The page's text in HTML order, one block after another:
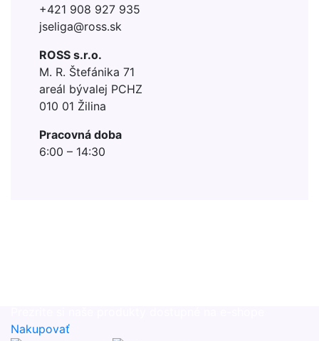
+421 908 927 935
jseliga@ross.sk
ROSS s.r.o.
M. R. Štefánika 71
areál bývalej PCHZ
010 01 Žilina
Pracovná doba
6:00 – 14:30
Nakupovať